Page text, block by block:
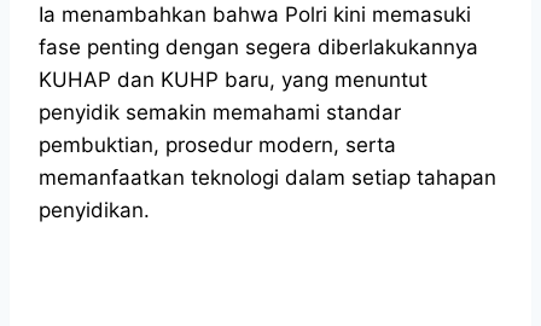
Ia menambahkan bahwa Polri kini memasuki
fase penting dengan segera diberlakukannya
KUHAP dan KUHP baru, yang menuntut
penyidik semakin memahami standar
pembuktian, prosedur modern, serta
memanfaatkan teknologi dalam setiap tahapan
penyidikan.